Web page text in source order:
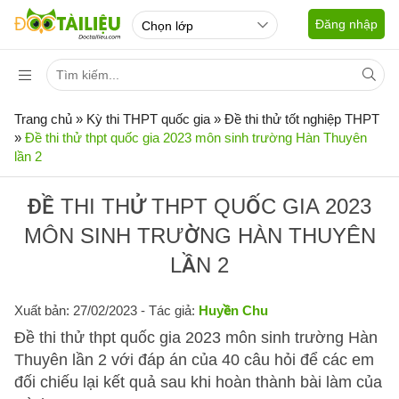
Đăng nhập
Trang chủ » Kỳ thi THPT quốc gia » Đề thi thử tốt nghiệp THPT
» Đề thi thử thpt quốc gia 2023 môn sinh trường Hàn Thuyên
lần 2
ĐỀ THI THỬ THPT QUỐC GIA 2023
MÔN SINH TRƯỜNG HÀN THUYÊN
LẦN 2
Xuất bản: 27/02/2023 - Tác giả: Huyền Chu
Đề thi thử thpt quốc gia 2023 môn sinh trường Hàn
Thuyên lần 2 với đáp án của 40 câu hỏi để các em
đối chiếu lại kết quả sau khi hoàn thành bài làm của